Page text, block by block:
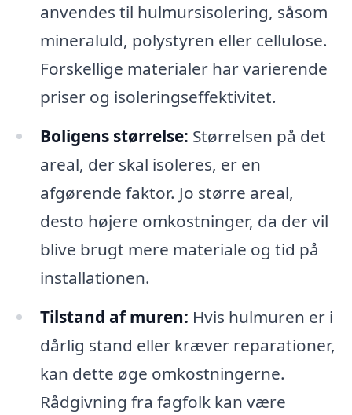
anvendes til hulmursisolering, såsom
mineraluld, polystyren eller cellulose.
Forskellige materialer har varierende
priser og isoleringseffektivitet.
Boligens størrelse: Størrelsen på det
areal, der skal isoleres, er en
afgørende faktor. Jo større areal,
desto højere omkostninger, da der vil
blive brugt mere materiale og tid på
installationen.
Tilstand af muren: Hvis hulmuren er i
dårlig stand eller kræver reparationer,
kan dette øge omkostningerne.
Rådgivning fra fagfolk kan være